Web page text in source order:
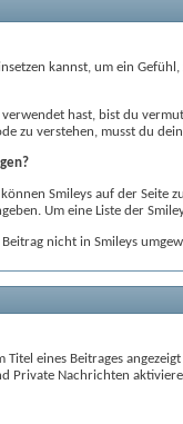
kannst, um ein
hast, bist du
zu verstehen, musst du
Smileys auf der Seite
Um eine Liste der
nicht in Smileys
eines Beitrages
Private Nachrichten